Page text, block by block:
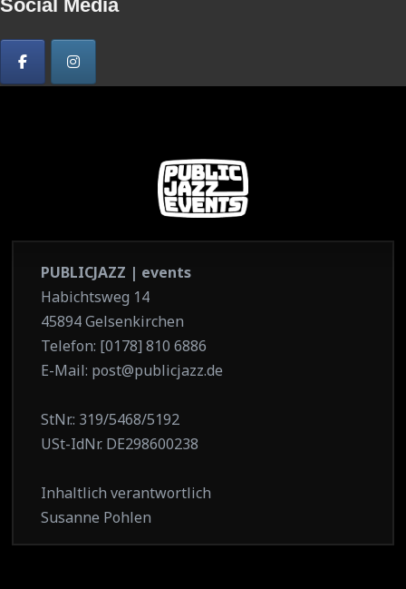
Social Media
PUBLICJAZZ | events
Habichtsweg 14
45894 Gelsenkirchen
Telefon: [0178] 810 6886
E-Mail: post@publicjazz.de
StNr.: 319/5468/5192
USt-IdNr. DE298600238
Inhaltlich verantwortlich
Susanne Pohlen